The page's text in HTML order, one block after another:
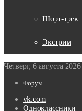
Шорт-трек
Экстрим
Четверг, 6 августа 2026
Форум
vk.com
Одноклассники